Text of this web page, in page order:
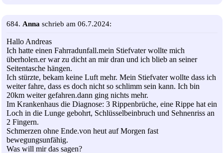
684. Anna schrieb am 06.7.2024:
Hallo Andreas
Ich hatte einen Fahrradunfall.mein Stiefvater wollte mich
überholen.er war zu dicht an mir dran und ich blieb an seiner
Seitentasche hängen.
Ich stürzte, bekam keine Luft mehr. Mein Stiefvater wollte dass ich
weiter fahre, dass es doch nicht so schlimm sein kann. Ich bin
20km weiter gefahren.dann ging nichts mehr.
Im Krankenhaus die Diagnose: 3 Rippenbrüche, eine Rippe hat ein
Loch in die Lunge gebohrt, Schlüsselbeinbruch und Sehnenriss an
2 Fingern.
Schmerzen ohne Ende.von heut auf Morgen fast
bewegungsunfähig.
Was will mir das sagen?